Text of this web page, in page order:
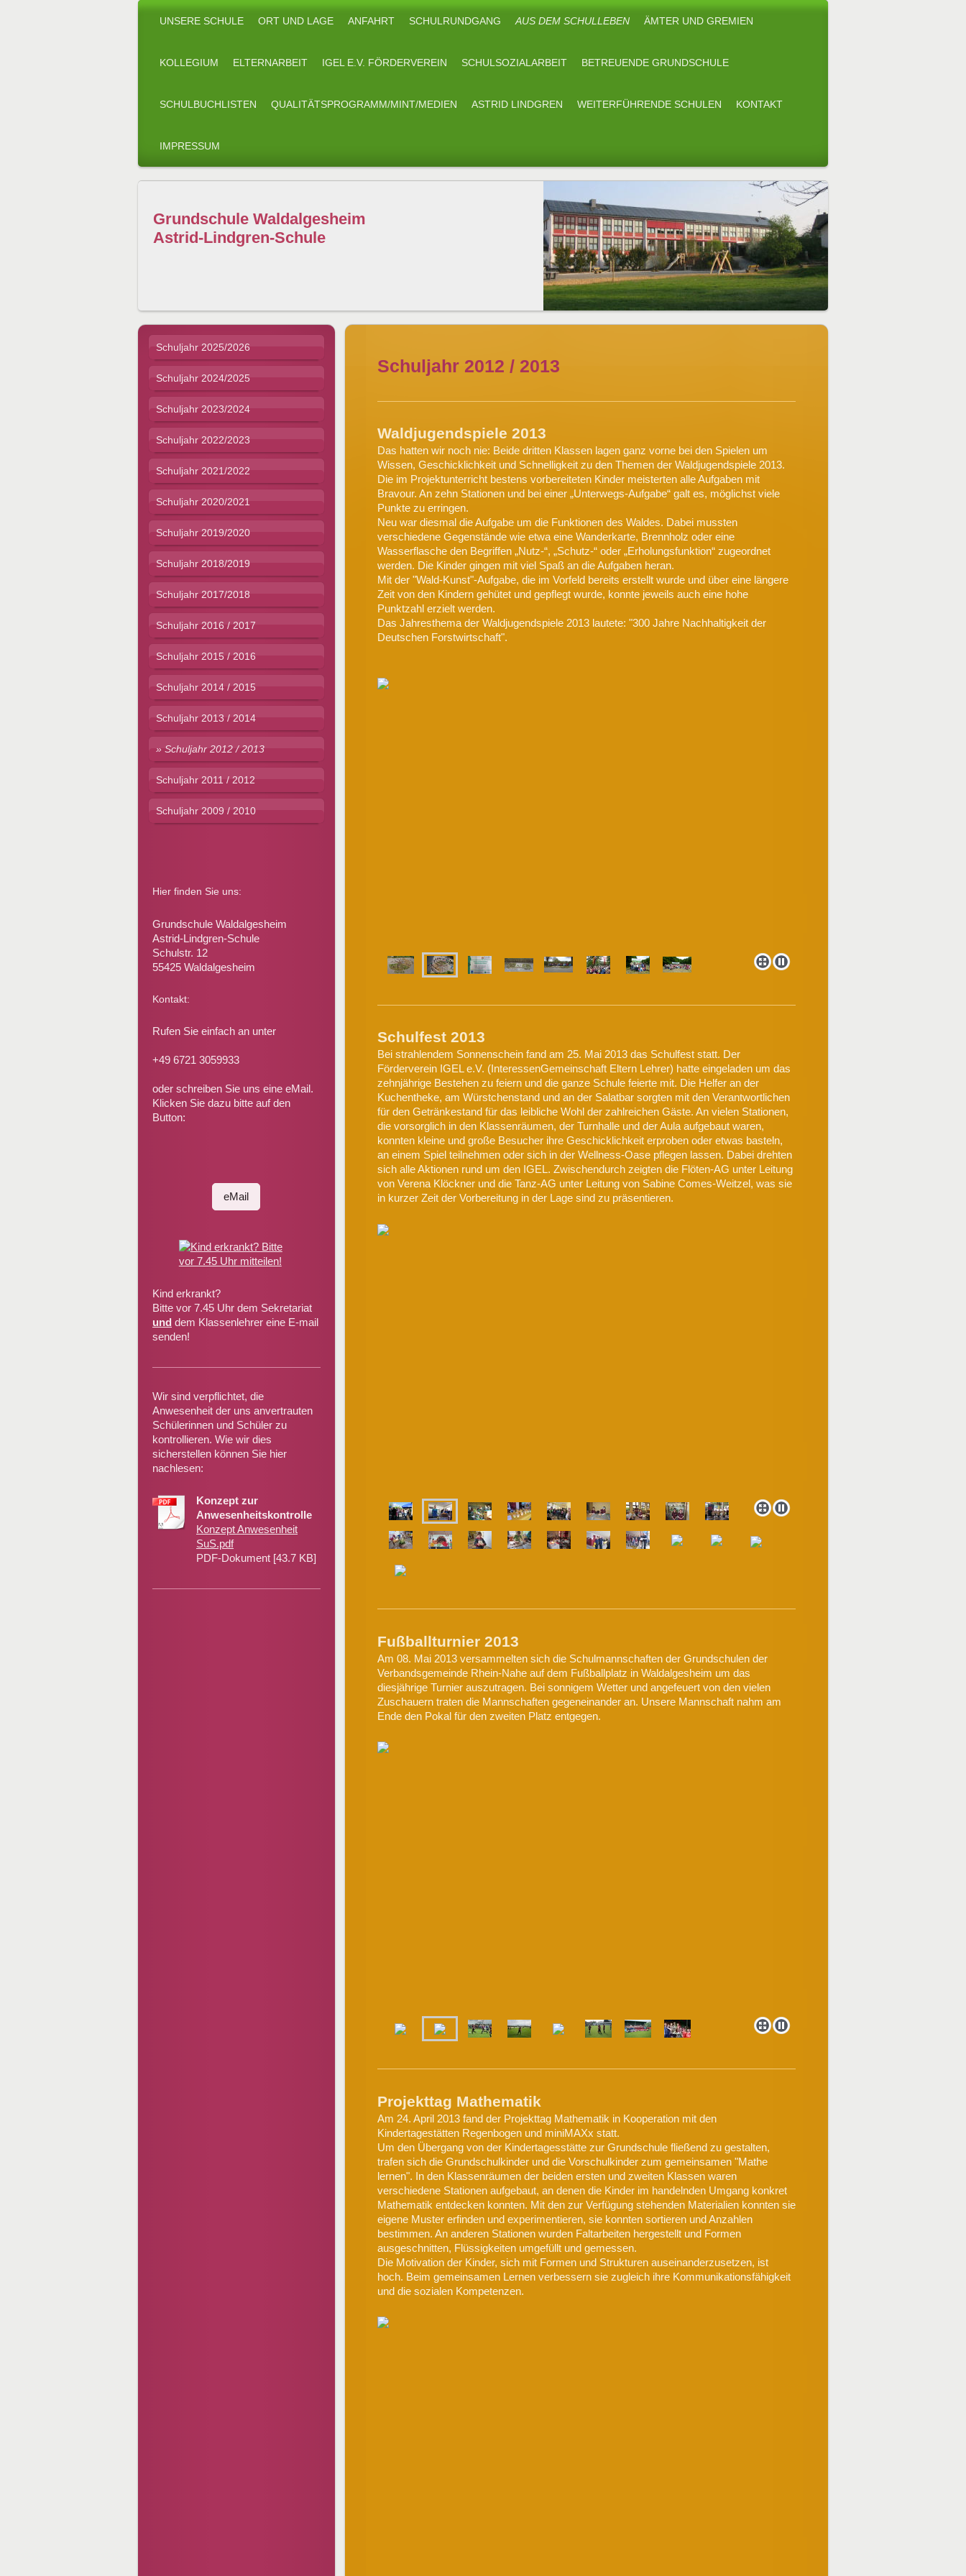
UNSERE SCHULE ORT UND LAGE ANFAHRT SCHULRUNDGANG AUS DEM SCHULLEBEN ÄMTER UND GREMIEN
KOLLEGIUM ELTERNARBEIT IGEL E.V. FÖRDERVEREIN SCHULSOZIALARBEIT BETREUENDE GRUNDSCHULE
SCHULBUCHLISTEN QUALITÄTSPROGRAMM/MINT/MEDIEN ASTRID LINDGREN WEITERFÜHRENDE SCHULEN KONTAKT
IMPRESSUM
Grundschule Waldalgesheim
Astrid-Lindgren-Schule
Schuljahr 2012 / 2013
Waldjugendspiele 2013
Das hatten wir noch nie: Beide dritten Klassen lagen ganz vorne bei den Spielen um
Wissen, Geschicklichkeit und Schnelligkeit zu den Themen der Waldjugendspiele 2013.
Die im Projektunterricht bestens vorbereiteten Kinder meisterten alle Aufgaben mit
Bravour. An zehn Stationen und bei einer „Unterwegs-Aufgabe“ galt es, möglichst viele
Punkte zu erringen.
Neu war diesmal die Aufgabe um die Funktionen des Waldes. Dabei mussten
verschiedene Gegenstände wie etwa eine Wanderkarte, Brennholz oder eine
Wasserflasche den Begriffen „Nutz-“, „Schutz-“ oder „Erholungsfunktion“ zugeordnet
werden. Die Kinder gingen mit viel Spaß an die Aufgaben heran.
Mit der "Wald-Kunst"-Aufgabe, die im Vorfeld bereits erstellt wurde und über eine längere
Zeit von den Kindern gehütet und gepflegt wurde, konnte jeweils auch eine hohe
Punktzahl erzielt werden.
Das Jahresthema der Waldjugendspiele 2013 lautete: "300 Jahre Nachhaltigkeit der
Deutschen Forstwirtschaft".
Schulfest 2013
Bei strahlendem Sonnenschein fand am 25. Mai 2013 das Schulfest statt. Der
Förderverein IGEL e.V. (InteressenGemeinschaft Eltern Lehrer) hatte eingeladen um das
zehnjährige Bestehen zu feiern und die ganze Schule feierte mit. Die Helfer an der
Kuchentheke, am Würstchenstand und an der Salatbar sorgten mit den Verantwortlichen
für den Getränkestand für das leibliche Wohl der zahlreichen Gäste. An vielen Stationen,
die vorsorglich in den Klassenräumen, der Turnhalle und der Aula aufgebaut waren,
konnten kleine und große Besucher ihre Geschicklichkeit erproben oder etwas basteln,
an einem Spiel teilnehmen oder sich in der Wellness-Oase pflegen lassen. Dabei drehten
sich alle Aktionen rund um den IGEL. Zwischendurch zeigten die Flöten-AG unter Leitung
von Verena Klöckner und die Tanz-AG unter Leitung von Sabine Comes-Weitzel, was sie
in kurzer Zeit der Vorbereitung in der Lage sind zu präsentieren.
Fußballturnier 2013
Am 08. Mai 2013 versammelten sich die Schulmannschaften der Grundschulen der
Verbandsgemeinde Rhein-Nahe auf dem Fußballplatz in Waldalgesheim um das
diesjährige Turnier auszutragen. Bei sonnigem Wetter und angefeuert von den vielen
Zuschauern traten die Mannschaften gegeneinander an. Unsere Mannschaft nahm am
Ende den Pokal für den zweiten Platz entgegen.
Projekttag Mathematik
Am 24. April 2013 fand der Projekttag Mathematik in Kooperation mit den
Kindertagestätten Regenbogen und miniMAXx statt.
Um den Übergang von der Kindertagesstätte zur Grundschule fließend zu gestalten,
trafen sich die Grundschulkinder und die Vorschulkinder zum gemeinsamen "Mathe
lernen". In den Klassenräumen der beiden ersten und zweiten Klassen waren
verschiedene Stationen aufgebaut, an denen die Kinder im handelnden Umgang konkret
Mathematik entdecken konnten. Mit den zur Verfügung stehenden Materialien konnten sie
eigene Muster erfinden und experimentieren, sie konnten sortieren und Anzahlen
bestimmen. An anderen Stationen wurden Faltarbeiten hergestellt und Formen
ausgeschnitten, Flüssigkeiten umgefüllt und gemessen.
Die Motivation der Kinder, sich mit Formen und Strukturen auseinanderzusetzen, ist
hoch. Beim gemeinsamen Lernen verbessern sie zugleich ihre Kommunikationsfähigkeit
und die sozialen Kompetenzen.
Schuljahr 2025/2026
Schuljahr 2024/2025
Schuljahr 2023/2024
Schuljahr 2022/2023
Schuljahr 2021/2022
Schuljahr 2020/2021
Schuljahr 2019/2020
Schuljahr 2018/2019
Schuljahr 2017/2018
Schuljahr 2016 / 2017
Schuljahr 2015 / 2016
Schuljahr 2014 / 2015
Schuljahr 2013 / 2014
Schuljahr 2012 / 2013
Schuljahr 2011 / 2012
Schuljahr 2009 / 2010
Hier finden Sie uns:
Grundschule Waldalgesheim
Astrid-Lindgren-Schule
Schulstr. 12
55425 Waldalgesheim
Kontakt:
Rufen Sie einfach an unter
+49 6721 3059933
oder schreiben Sie uns eine eMail.
Klicken Sie dazu bitte auf den
Button:
eMail
Kind erkrankt?
Bitte vor 7.45 Uhr dem Sekretariat
und dem Klassenlehrer eine E-mail
senden!
Wir sind verpflichtet, die
Anwesenheit der uns anvertrauten
Schülerinnen und Schüler zu
kontrollieren. Wie wir dies
sicherstellen können Sie hier
nachlesen:
Konzept zur
Anwesenheitskontrolle
Konzept Anwesenheit
SuS.pdf
PDF-Dokument [43.7 KB]